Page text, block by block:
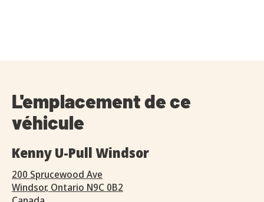
L'emplacement de ce
véhicule
Kenny U-Pull Windsor
200 Sprucewood Ave
Windsor, Ontario N9C 0B2